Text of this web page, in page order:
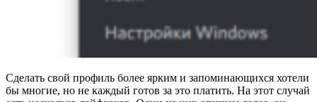
Сделать свой профиль более ярким и запоминающихся хотели
бы многие, но не каждый готов за это платить. На этот случай